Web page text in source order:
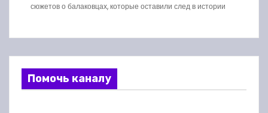
сюжетов о балаковцах, которые оставили след в истории
Помочь каналу